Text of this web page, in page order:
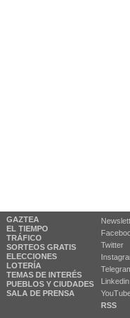
GAZTEA
EL TIEMPO
TRÁFICO
SORTEOS GRATIS
ELECCIONES
LOTERÍA
TEMAS DE INTERÉS
PUEBLOS Y CIUDADES
SALA DE PRENSA
Twitter
Linkedin
RSS